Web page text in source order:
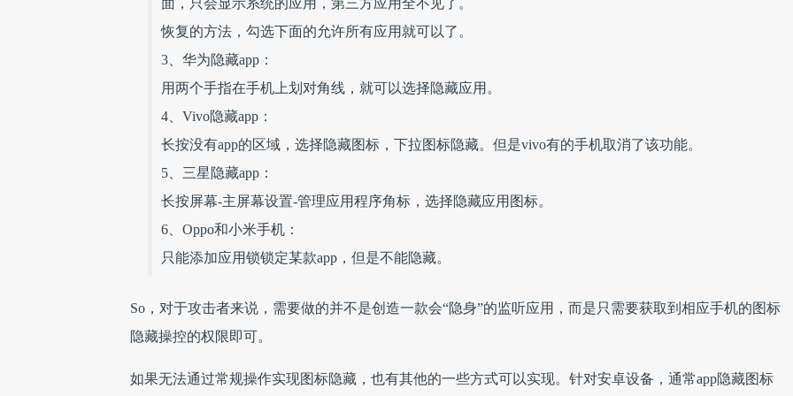
面，只会显示系统的应用，第三方应用全不见了。
恢复的方法，勾选下面的允许所有应用就可以了。
3、华为隐藏app：
用两个手指在手机上划对角线，就可以选择隐藏应用。
4、Vivo隐藏app：
长按没有app的区域，选择隐藏图标，下拉图标隐藏。但是vivo有的手机取消了该功能。
5、三星隐藏app：
长按屏幕-主屏幕设置-管理应用程序角标，选择隐藏应用图标。
6、Oppo和小米手机：
只能添加应用锁锁定某款app，但是不能隐藏。
So，对于攻击者来说，需要做的并不是创造一款会“隐身”的监听应用，而是只需要获取到相应手机的图标
隐藏操控的权限即可。
如果无法通过常规操作实现图标隐藏，也有其他的一些方式可以实现。针对安卓设备，通常app隐藏图标